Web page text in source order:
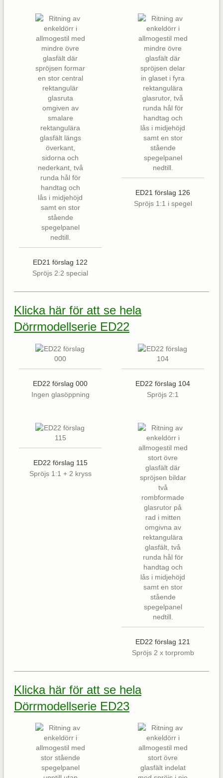
ED21 förslag 122
Spröjs 2:2 special
ED21 förslag 126
Spröjs 1:1 i spegel
Klicka här för att se hela
Dörrmodellserie ED22
ED22 förslag 000
Ingen glasöppning
ED22 förslag 104
Spröjs 2:1
ED22 förslag 115
Spröjs 1:1 + 2 kryss
ED22 förslag 121
Spröjs 2 x torpromb
Klicka här för att se hela
Dörrmodellserie ED23